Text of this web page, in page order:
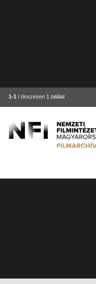
1-1 / összesen 1 találat